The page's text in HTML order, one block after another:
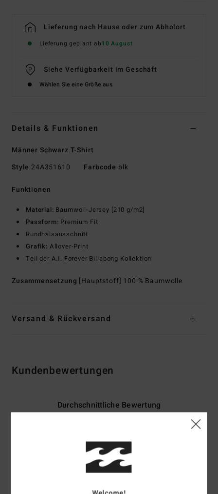
Lieferung nach Hause oder zum Abholort
Lieferung geplant ab10 August
Siehe Verfügbarkeit im Geschäft
Wählen Sie eine Größe aus
Details & Funktionen
Männer Schwarz T-Shirt
Style 24A351610 Farbcode blk
Funktionen
Material: Baumwoll-Jersey [210 g/m2]
Passform: Premium Fit
Rundhalsausschnitt
Grafik: Allover-Print
Teil der A.I. Forever Billabong Kollektion
Zusammensetzung [Hauptstoff] 100 % Baumwolle
Versand & Rückversand
Kundenbewertungen
Durchschnittliche Bewertung
2 verifizierten Bewertungen
100% unserer Kunden empfehlen dieses Produkt